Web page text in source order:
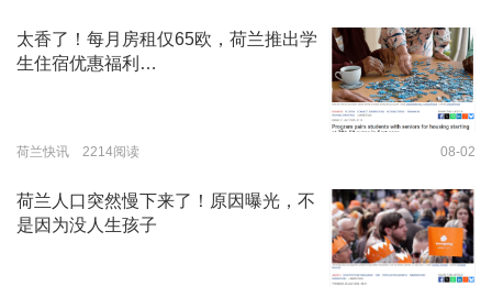
太香了！每月房租仅65欧，荷兰推出学
生住宿优惠福利…
荷兰快讯 2214阅读 08-02
荷兰人口突然慢下来了！原因曝光，不
是因为没人生孩子